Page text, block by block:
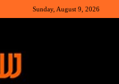
Sunday, August 9, 2026